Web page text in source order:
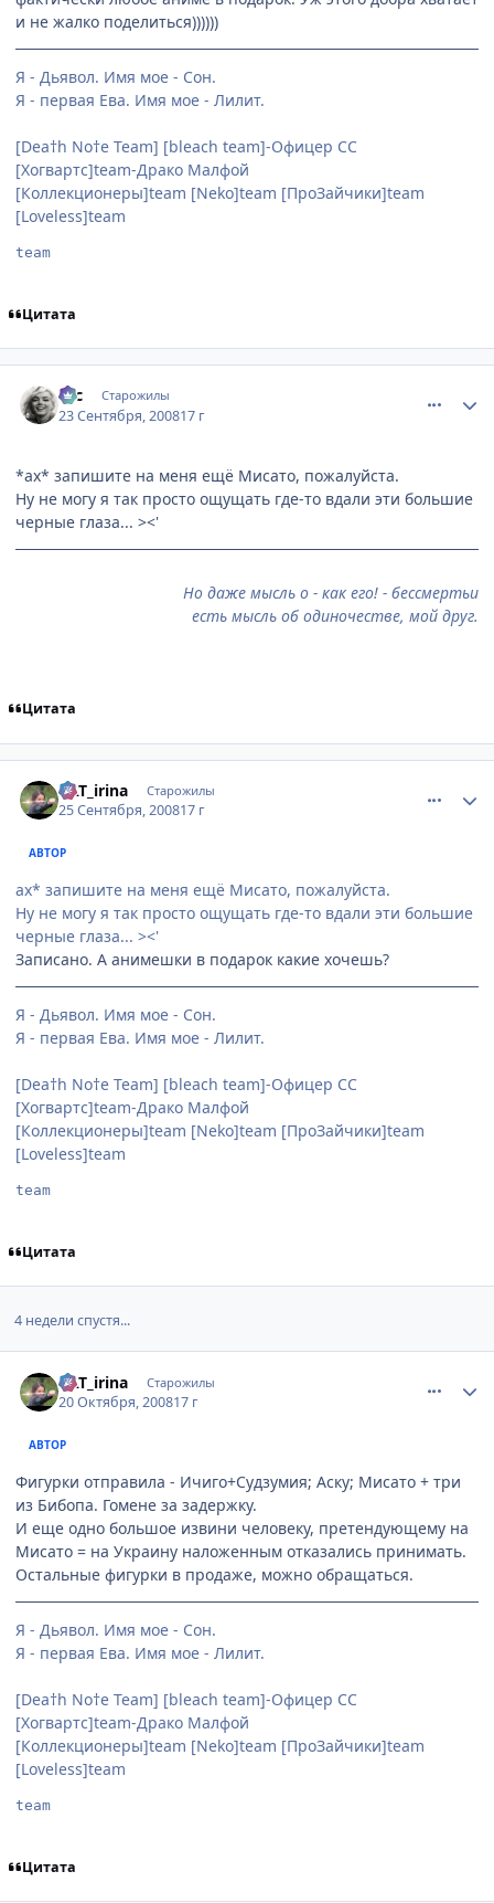
и не жалко поделиться))))))
Я - Дьявол. Имя мое - Сон.
Я - первая Ева. Имя мое - Лилит.
[Dea†h No†e Team] [bleach team]-Офицер СС
[Хогвартс]team-Драко Малфой
[Коллекционеры]team [Neko]team [ПроЗайчики]team
[Loveless]team
team
Цитата
asc Старожилы
23 Сентября, 200817 г
*ах* запишите на меня ещё Мисато, пожалуйста.
Ну не могу я так просто ощущать где-то вдали эти большие
черные глаза... ><'
Но даже мысль о - как его! - бессмертьи
есть мысль об одиночестве, мой друг.
Цитата
KAT_irina Старожилы
25 Сентября, 200817 г
АВТОР
ах* запишите на меня ещё Мисато, пожалуйста.
Ну не могу я так просто ощущать где-то вдали эти большие
черные глаза... ><'
Записано. А анимешки в подарок какие хочешь?
Я - Дьявол. Имя мое - Сон.
Я - первая Ева. Имя мое - Лилит.
[Dea†h No†e Team] [bleach team]-Офицер СС
[Хогвартс]team-Драко Малфой
[Коллекционеры]team [Neko]team [ПроЗайчики]team
[Loveless]team
team
Цитата
4 недели спустя...
KAT_irina Старожилы
20 Октября, 200817 г
АВТОР
Фигурки отправила - Ичиго+Судзумия; Аску; Мисато + три
из Бибопа. Гомене за задержку.
И еще одно большое извини человеку, претендующему на
Мисато = на Украину наложенным отказались принимать.
Остальные фигурки в продаже, можно обращаться.
Я - Дьявол. Имя мое - Сон.
Я - первая Ева. Имя мое - Лилит.
[Dea†h No†e Team] [bleach team]-Офицер СС
[Хогвартс]team-Драко Малфой
[Коллекционеры]team [Neko]team [ПроЗайчики]team
[Loveless]team
team
Цитата